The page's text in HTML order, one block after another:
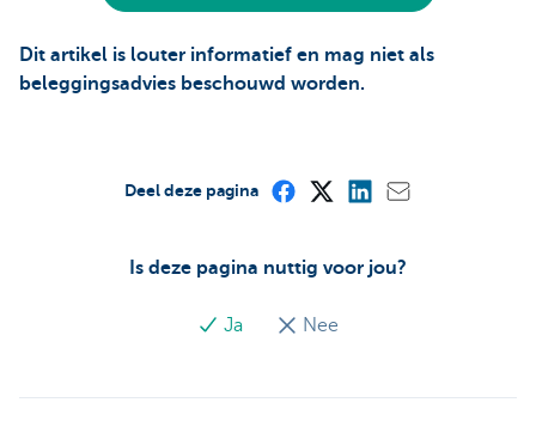
Dit artikel is louter informatief en mag niet als
beleggingsadvies beschouwd worden.
Is deze pagina nuttig voor jou?
Ja Nee
Deel deze pagina